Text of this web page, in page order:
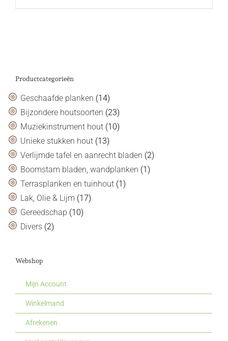
Productcategorieën
Geschaafde planken (14)
Bijzondere houtsoorten (23)
Muziekinstrument hout (10)
Unieke stukken hout (13)
Verlijmde tafel en aanrecht bladen (2)
Boomstam bladen, wandplanken (1)
Terrasplanken en tuinhout (1)
Lak, Olie & Lijm (17)
Gereedschap (10)
Divers (2)
Webshop
Mijn Account
Winkelmand
Afrekenen